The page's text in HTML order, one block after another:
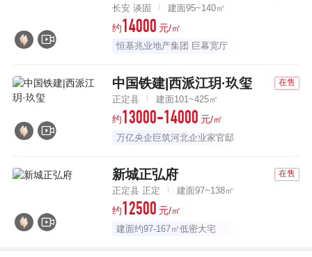
长安 谈固 建面95~140㎡
约14000 元/㎡
恒基兆业地产集团 巨幕宽厅
中国铁建|西派江玥·玖玺 在售
正定县 建面101~425㎡
约13000-14000 元/㎡
万亿央企巨筑河北企业家官邸
新城正弘府 在售
正定县 正定 建面97~138㎡
约12500 元/㎡
建面约97-167㎡低密大宅